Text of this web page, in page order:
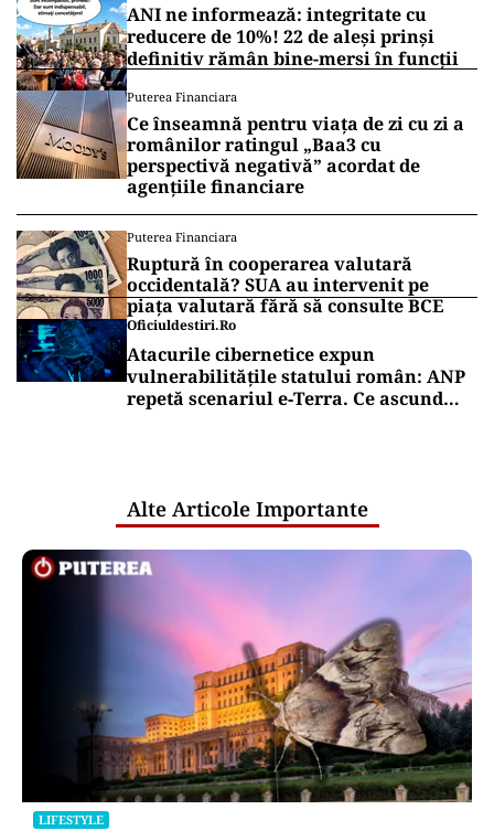
ANI ne informează: integritate cu
reducere de 10%! 22 de aleși prinși
definitiv rămân bine-mersi în funcții
Puterea Financiara
Ce înseamnă pentru viața de zi cu zi a
românilor ratingul „Baa3 cu
perspectivă negativă” acordat de
agențiile financiare
Puterea Financiara
Ruptură în cooperarea valutară
occidentală? SUA au intervenit pe
piața valutară fără să consulte BCE
Oficiuldestiri.ro
Atacurile cibernetice expun
vulnerabilitățile statului român: ANP
repetă scenariul e‑Terra. Ce ascund
Alte Articole Importante
LIFESTYLE